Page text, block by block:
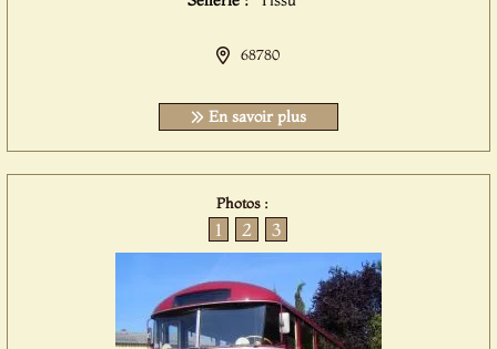
68780
En savoir plus
Photos :
1 2 3